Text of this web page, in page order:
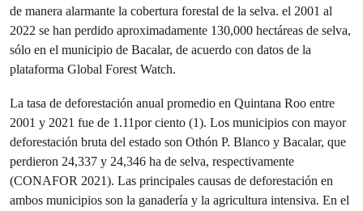
de manera alarmante la cobertura forestal de la selva. el 2001 al
2022 se han perdido aproximadamente 130,000 hectáreas de selva,
sólo en el municipio de Bacalar, de acuerdo con datos de la
plataforma Global Forest Watch.
La tasa de deforestación anual promedio en Quintana Roo entre
2001 y 2021 fue de 1.11por ciento (1). Los municipios con mayor
deforestación bruta del estado son Othón P. Blanco y Bacalar, que
perdieron 24,337 y 24,346 ha de selva, respectivamente
(CONAFOR 2021). Las principales causas de deforestación en
ambos municipios son la ganadería y la agricultura intensiva. En el